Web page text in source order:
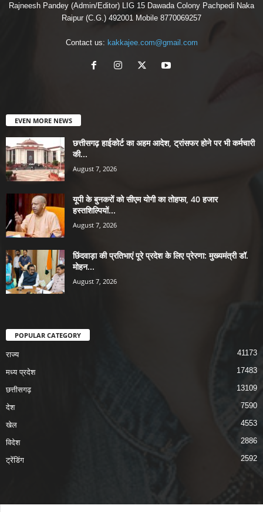
Rajneesh Pandey (Admin/Editor) LIG 15 Dawada Colony Pachpedi Naka
Raipur (C.G.) 492001 Mobile 8770069257
Contact us: kakkajee.com@gmail.com
EVEN MORE NEWS
छत्तीसगढ़ हाईकोर्ट का अहम आदेश, ट्रांसफर होने पर भी कर्मचारी
की...
August 7, 2026
यूपी के बुनकरों को सीएम योगी का तोहफा, 40 हजार
हस्तशिल्पियों...
August 7, 2026
छिंदवाड़ा की प्रतिभाएं पूरे प्रदेश के लिए प्रेरणा: मुख्यमंत्री डॉ.
मोहन...
August 7, 2026
POPULAR CATEGORY
राज्य 41173
मध्य प्रदेश 17483
छत्तीसगढ़ 13109
देश 7590
खेल 4553
विदेश 2886
ट्रेंडिंग 2592